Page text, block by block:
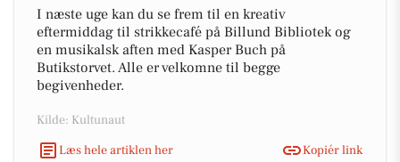
I næste uge kan du se frem til en kreativ
eftermiddag til strikkecafé på Billund Bibliotek og
en musikalsk aften med Kasper Buch på
Butikstorvet. Alle er velkomne til begge
begivenheder.
Kilde: Kultunaut
Læs hele artiklen her
Kopiér link